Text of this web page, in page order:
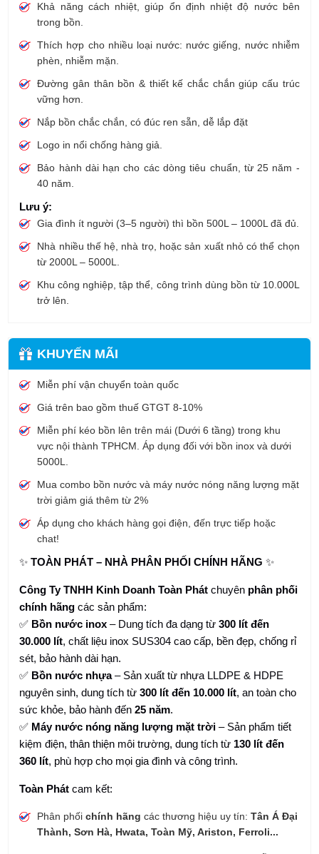
Khả năng cách nhiệt, giúp ổn định nhiệt độ nước bên
trong bồn.
Thích hợp cho nhiều loại nước: nước giếng, nước nhiễm
phèn, nhiễm mặn.
Đường gân thân bồn & thiết kế chắc chắn giúp cấu trúc
vững hơn.
Nắp bồn chắc chắn, có đúc ren sẵn, dễ lắp đặt
Logo in nổi chống hàng giả.
Bảo hành dài hạn cho các dòng tiêu chuẩn, từ 25 năm -
40 năm.
Lưu ý:
Gia đình ít người (3–5 người) thì bồn 500L – 1000L đã đủ.
Nhà nhiều thế hệ, nhà trọ, hoặc sản xuất nhỏ có thể chọn
từ 2000L – 5000L.
Khu công nghiệp, tập thể, công trình dùng bồn từ 10.000L
trở lên.
KHUYẾN MÃI
Miễn phí vận chuyển toàn quốc
Giá trên bao gồm thuế GTGT 8-10%
Miễn phí kéo bồn lên trên mái (Dưới 6 tầng) trong khu
vực nội thành TPHCM. Áp dụng đối với bồn inox và dưới
5000L.
Mua combo bồn nước và máy nước nóng năng lượng mặt
trời giảm giá thêm từ 2%
Áp dụng cho khách hàng gọi điện, đến trực tiếp hoặc
chat!
✨TOÀN PHÁT – NHÀ PHÂN PHỐI CHÍNH HÃNG ✨
Công Ty TNHH Kinh Doanh Toàn Phát chuyên phân phối
chính hãng các sản phẩm:
✅ Bồn nước inox – Dung tích đa dạng từ300 lít đến
30.000 lít, chất liệu inox SUS304 cao cấp, bền đẹp, chống rỉ
sét, bảo hành dài hạn.
✅ Bồn nước nhựa– Sản xuất từ nhựa LLDPE & HDPE
nguyên sinh, dung tích từ300 lít đến 10.000 lít, an toàn cho
sức khỏe, bảo hành đến25 năm.
✅ Máy nước nóng năng lượng mặt trời – Sản phẩm tiết
kiệm điện, thân thiện môi trường, dung tích từ 130 lít đến
360 lít, phù hợp cho mọi gia đình và công trình.
Toàn Phát cam kết:
Phân phốichính hãng các thương hiệu uy tín:Tân Á Đại
Thành, Sơn Hà, Hwata, Toàn Mỹ, Ariston, Ferroli...